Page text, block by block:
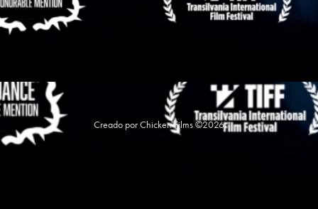
Creado por Chicken Films ©2026